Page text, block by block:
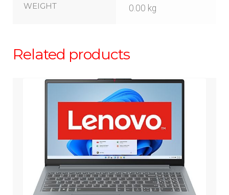
WEIGHT 0.00 kg
Related products